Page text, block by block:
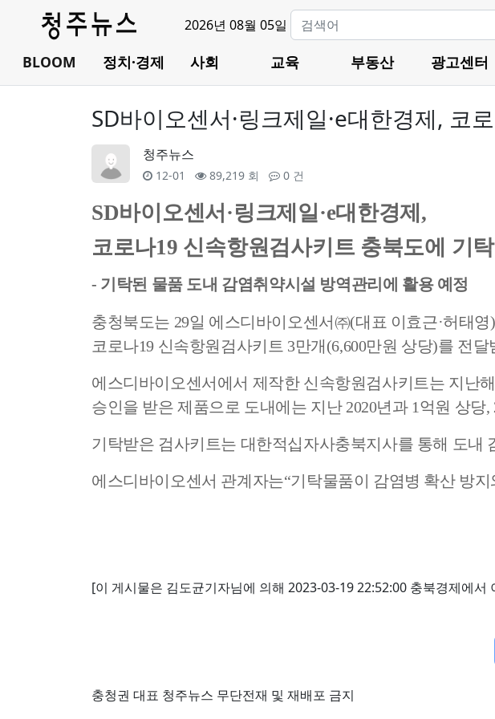
2026년 08월 05일
BLOOM 정치·경제 사회 교육 부동산 광고센터
SD바이오센서·링크제일·e대한경제, 코
청주뉴스
12-01 89,219 회 0 건
SD바이오센서 ·링크제일·e대한경제 ,
코로나19 신속항원검사키트 충북도에 기탁
- 기탁된 물품 도내 감염취약시설 방역관리에 활용 예정
충청북도는 29일 에스디바이오센서㈜(대표 이효근·허태영)
코로나19 신속항원검사키트 3만개 (6,600만원 상당)를 전달
에스디바이오센서에서 제작한 신속항원검사키트는 지난
승인을 받은 제품으로 도내에는 지난 2020년과 1 억원 상당,
기탁받은 검사키트는 대한적십자사충북지사를 통해 도내
에스디바이오센서 관계자는“기탁물품이 감염병 확산 방
[이 게시물은 김도균기자님에 의해 2023-03-19 22:52:00 충북경제에서
충청권 대표 청주뉴스 무단전재 및 재배포 금지